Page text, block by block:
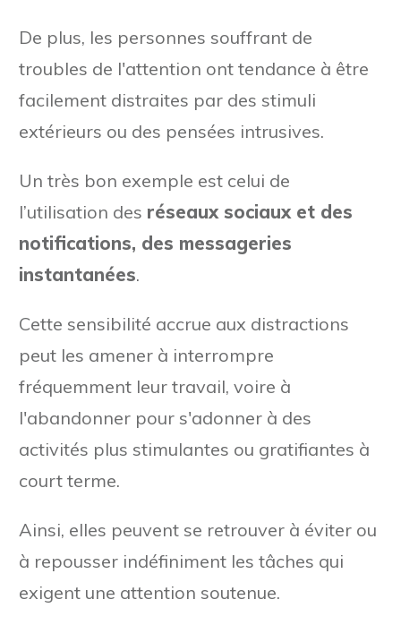
De plus, les personnes souffrant de
troubles de l'attention ont tendance à être
facilement distraites par des stimuli
extérieurs ou des pensées intrusives.
Un très bon exemple est celui de
l’utilisation des réseaux sociaux et des
notifications, des messageries
instantanées.
Cette sensibilité accrue aux distractions
peut les amener à interrompre
fréquemment leur travail, voire à
l'abandonner pour s'adonner à des
activités plus stimulantes ou gratifiantes à
court terme.
Ainsi, elles peuvent se retrouver à éviter ou
à repousser indéfiniment les tâches qui
exigent une attention soutenue.